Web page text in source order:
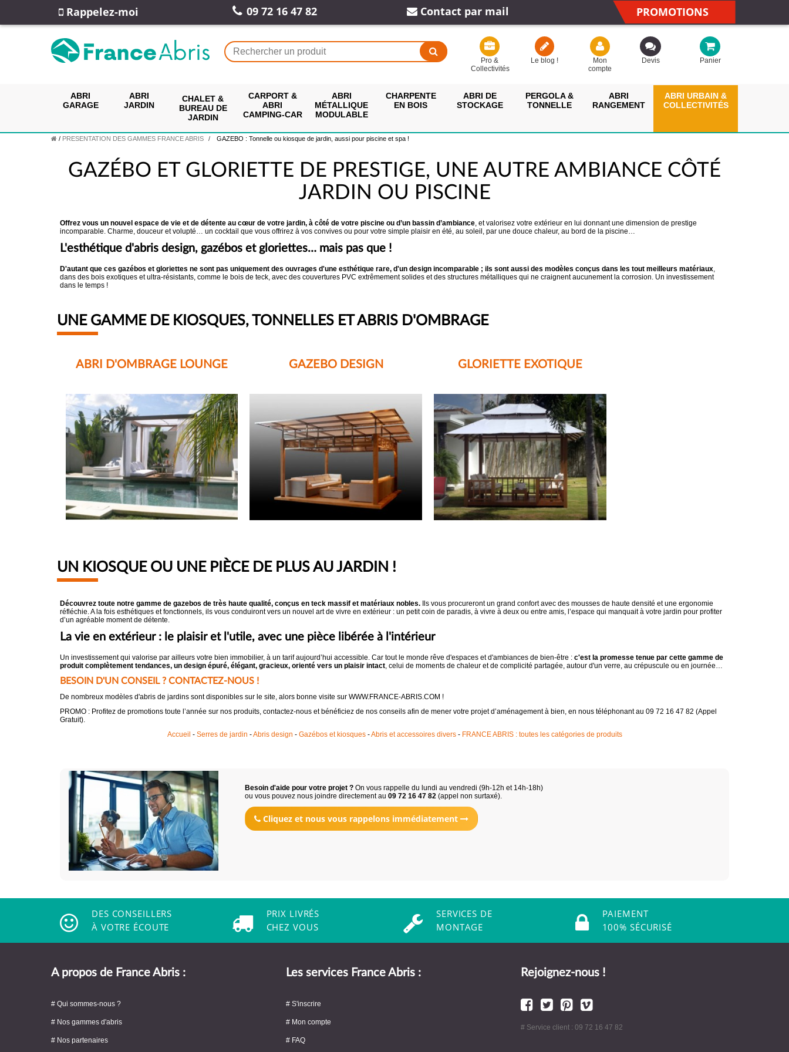
Rappelez-moi 09 72 16 47 82 Contact par mail PROMOTIONS
Pro &
Collectivités
Le blog !
Mon
compte
Devis Panier
ABRI
GARAGE
ABRI
JARDIN
CHALET &
BUREAU DE
JARDIN
CARPORT &
ABRI
CAMPING-CAR
ABRI
MÉTALLIQUE
MODULABLE
CHARPENTE
EN BOIS
ABRI DE
STOCKAGE
PERGOLA &
TONNELLE
ABRI
RANGEMENT
ABRI URBAIN &
COLLECTIVITÉS
/ PRESENTATION DES GAMMES FRANCE ABRIS GAZEBO : Tonnelle ou kiosque de jardin, aussi pour piscine et spa !
GAZÉBO ET GLORIETTE DE PRESTIGE, UNE AUTRE AMBIANCE CÔTÉ
JARDIN OU PISCINE
Offrez vous un nouvel espace de vie et de détente au cœur de votre jardin, à côté de votre piscine ou d’un bassin d’ambiance, et valorisez votre extérieur en lui donnant une dimension de prestige
incomparable. Charme, douceur et volupté… un cocktail que vous offrirez à vos convives ou pour votre simple plaisir en été, au soleil, par une douce chaleur, au bord de la piscine…
L'esthétique d'abris design, gazébos et gloriettes… mais pas que !
D'autant que ces gazébos et gloriettes ne sont pas uniquement des ouvrages d'une esthétique rare, d'un design incomparable ; ils sont aussi des modèles conçus dans les tout meilleurs matériaux,
dans des bois exotiques et ultra-résistants, comme le bois de teck, avec des couvertures PVC extrêmement solides et des structures métalliques qui ne craignent aucunement la corrosion. Un investissement
dans le temps !
UNE GAMME DE KIOSQUES, TONNELLES ET ABRIS D'OMBRAGE
ABRI D'OMBRAGE LOUNGE GAZEBO DESIGN GLORIETTE EXOTIQUE
UN KIOSQUE OU UNE PIÈCE DE PLUS AU JARDIN !
Découvrez toute notre gamme de gazebos de très haute qualité, conçus en teck massif et matériaux nobles. Ils vous procureront un grand confort avec des mousses de haute densité et une ergonomie
réfléchie. A la fois esthétiques et fonctionnels, ils vous conduiront vers un nouvel art de vivre en extérieur : un petit coin de paradis, à vivre à deux ou entre amis, l’espace qui manquait à votre jardin pour profiter
d’un agréable moment de détente.
La vie en extérieur : le plaisir et l'utile, avec une pièce libérée à l'intérieur
Un investissement qui valorise par ailleurs votre bien immobilier, à un tarif aujourd’hui accessible. Car tout le monde rêve d'espaces et d'ambiances de bien-être : c'est la promesse tenue par cette gamme de
produit complètement tendances, un design épuré, élégant, gracieux, orienté vers un plaisir intact, celui de moments de chaleur et de complicité partagée, autour d'un verre, au crépuscule ou en journée…
BESOIN D'UN CONSEIL ? CONTACTEZ-NOUS !
De nombreux modèles d'abris de jardins sont disponibles sur le site, alors bonne visite sur WWW.FRANCE-ABRIS.COM !
PROMO : Profitez de promotions toute l’année sur nos produits, contactez-nous et bénéficiez de nos conseils afin de mener votre projet d’aménagement à bien, en nous téléphonant au 09 72 16 47 82 (Appel
Gratuit).
Accueil - Serres de jardin -Abris design - Gazébos et kiosques-Abris et accessoires divers- FRANCE ABRIS : toutes les catégories de produits
Besoin d'aide pour votre projet ? On vous rappelle du lundi au vendredi (9h-12h et 14h-18h)
ou vous pouvez nous joindre directement au 09 72 16 47 82 (appel non surtaxé).
Cliquez et nous vous rappelons immédiatement
DES CONSEILLERS
À VOTRE ÉCOUTE
PRIX LIVRÉS
CHEZ VOUS
SERVICES DE
MONTAGE
PAIEMENT
100% SÉCURISÉ
A propos de France Abris :
# Qui sommes-nous ?
# Nos gammes d'abris
# Nos partenaires
Les services France Abris :
# S'inscrire
# Mon compte
# FAQ
Rejoignez-nous !
# Service client : 09 72 16 47 82